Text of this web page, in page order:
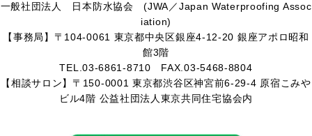
一般社団法人 日本防水協会 (JWA／Japan Waterproofing Assoc
iation)
【事務局】〒104-0061 東京都中央区銀座4-12-20 銀座アポロ昭和
館3階
TEL.03-6861-8710 FAX.03-5468-8804
【相談サロン】〒150-0001 東京都渋谷区神宮前6-29-4 原宿こみや
ビル4階 公益社団法人東京共同住宅協会内